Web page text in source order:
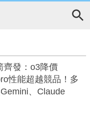
齊發：o3降價
性能超越競品！多
、Claude